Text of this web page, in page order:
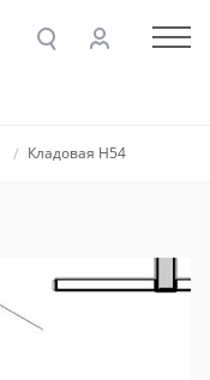
Кладовая Н54